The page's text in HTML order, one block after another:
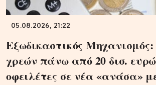
05.08.2026, 21:22
Εξωδικαστικός Μηχανισμός:
χρεών πάνω από 20 δισ.
οφειλέτες σε νέα «ανάσα»